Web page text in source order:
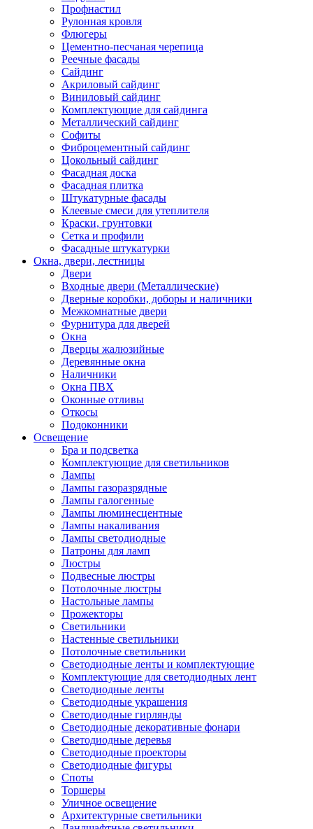
Профнастил
Рулонная кровля
Флюгеры
Цементно-песчаная черепица
Реечные фасады
Сайдинг
Акриловый сайдинг
Виниловый сайдинг
Комплектующие для сайдинга
Металлический сайдинг
Софиты
Фиброцементный сайдинг
Цокольный сайдинг
Фасадная доска
Фасадная плитка
Штукатурные фасады
Клеевые смеси для утеплителя
Краски, грунтовки
Сетка и профили
Фасадные штукатурки
Окна, двери, лестницы
Двери
Входные двери (Металлические)
Дверные коробки, доборы и наличники
Межкомнатные двери
Фурнитура для дверей
Окна
Дверцы жалюзийные
Деревянные окна
Наличники
Окна ПВХ
Оконные отливы
Откосы
Подоконники
Освещение
Бра и подсветка
Комплектующие для светильников
Лампы
Лампы газоразрядные
Лампы галогенные
Лампы люминесцентные
Лампы накаливания
Лампы светодиодные
Патроны для ламп
Люстры
Подвесные люстры
Потолочные люстры
Настольные лампы
Прожекторы
Светильники
Настенные светильники
Потолочные светильники
Светодиодные ленты и комплектующие
Комплектующие для светодиодных лент
Светодиодные ленты
Светодиодные украшения
Светодиодные гирлянды
Светодиодные декоративные фонари
Светодиодные деревья
Светодиодные проекторы
Светодиодные фигуры
Споты
Торшеры
Уличное освещение
Архитектурные светильники